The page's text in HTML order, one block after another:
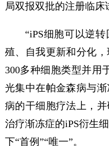
局双报双批的注册临床
“iPS细胞可以逆
殖、自我更新和分化
300多种细胞类型并用
光集中在帕金森病与
病的干细胞疗法上，
治疗渐冻症的iPS衍生
下“首例”“唯一”。